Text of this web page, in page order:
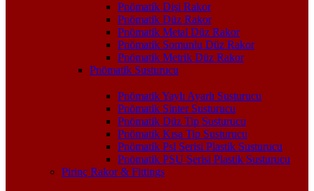
Pnömatik Dişi Rakor
Pnömatik Düz Rakor
Pnömatik Metal Düz Rakor
Pnömatik Somunlu Düz Rakor
Pnömatik Metrik Düz Rakor
Pnömatik Susturucu
Pnömatik Yaylı Ayarlı Susturucu
Pnömatik Sinter Susturucu
Pnömatik Düz Tip Susturucu
Pnömatik Kısa Tip Susturucu
Pnömatik Psl Serisi Plastik Susturucu
Pnömatik PSU Serisi Plastik Susturucu
Pirinç Rakor & Fittings